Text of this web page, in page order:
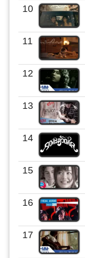
10
11
12
13
14
15
16
17